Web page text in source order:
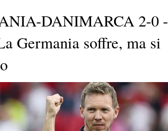
DANIMARCA 2-0 -
Germania soffre, ma si